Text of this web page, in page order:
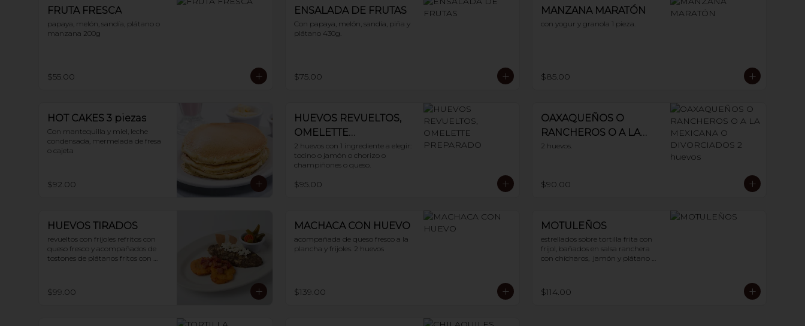
FRUTA FRESCA
papaya, melón, sandía, plátano o
manzana 200g
$55.00
ENSALADA DE FRUTAS
Con papaya, melón, sandía, piña y
plátano 430g.
$75.00
MANZANA MARATÓN
con yogur y granola 1 pieza.
$85.00
HOT CAKES 3 piezas
Con mantequilla y miel, leche
condensada, mermelada de fresa
o cajeta
$92.00
HUEVOS REVUELTOS,
OMELETTE
PREPARADO
2 huevos con 1 ingrediente a elegir:
tocino o jamón o chorizo o
champiñones o queso.
$95.00
OAXAQUEÑOS O
RANCHEROS O A LA
MEXICANA O
2 huevos.
$90.00
HUEVOS TIRADOS
revueltos con frijoles refritos con
queso fresco y acompañados de
tostones de plátanos fritos con
$99.00
MACHACA CON HUEVO
acompañada de queso fresco a la
plancha y frijoles. 2 huevos
$139.00
MOTULEÑOS
estrellados sobre tortilla frita con
frijol, bañados en salsa ranchera
con chícharos,  jamón y plátano
$114.00